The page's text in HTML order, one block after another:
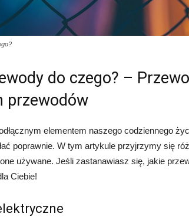
do czego? –
przewodów
elementem naszego codziennego
poprawnie. W tym artykule przyjrzymy się
używane. Jeśli zastanawiasz się, jakie
Ciebie!